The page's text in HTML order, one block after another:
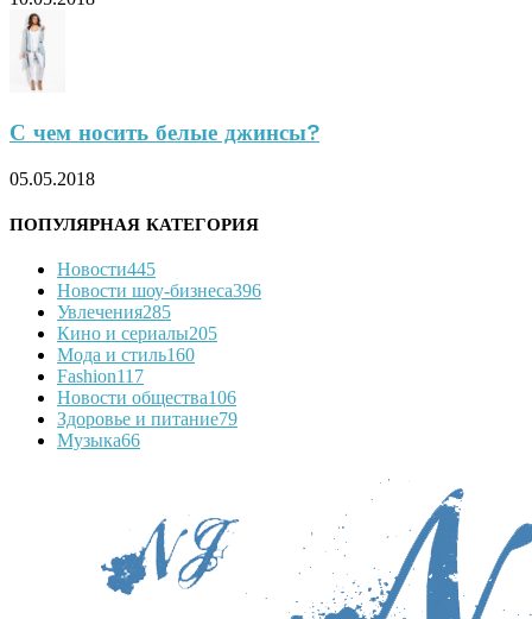
С чем носить белые джинсы?
05.05.2018
ПОПУЛЯРНАЯ КАТЕГОРИЯ
Новости445
Новости шоу-бизнеса396
Увлечения285
Кино и сериалы205
Мода и стиль160
Fashion117
Новости общества106
Здоровье и питание79
Музыка66